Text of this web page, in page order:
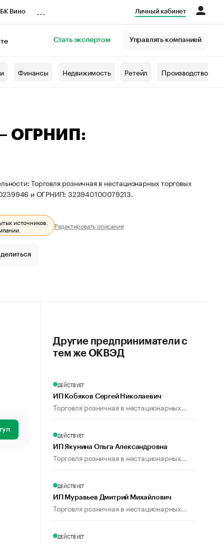
Вино Личный кабинет
Стать экспертом Управлять компанией
Финансы Недвижимость Ретейл Производство
— ОГРНИП:
Торговля розничная в нестационарных торговых
и ОГРНИП: 323940100079213.
источников.
Редактировать описание
Другие предприниматели с
тем же ОКВЭД
ДЕЙСТВУЕТ
ИП Кобяков Сергей Николаевич
Торговля розничная в нестационарных...
ДЕЙСТВУЕТ
ИП Якунина Ольга Александровна
Торговля розничная в нестационарных...
ДЕЙСТВУЕТ
ИП Муравьев Дмитрий Михайлович
Торговля розничная в нестационарных...
ДЕЙСТВУЕТ